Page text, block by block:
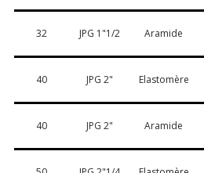
32 JPG 1"1/2 Aramide
40 JPG 2" Elastomère
40 JPG 2" Aramide